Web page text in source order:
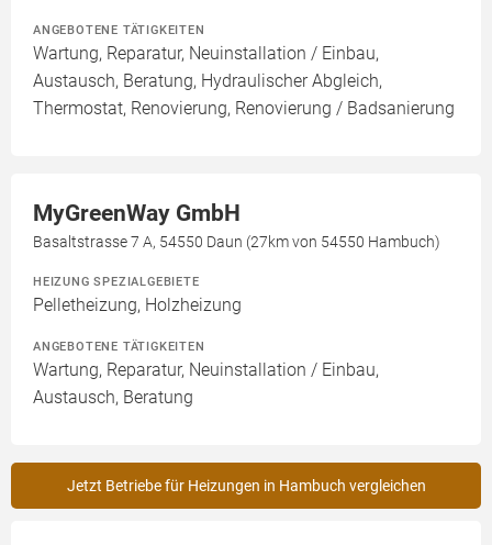
ANGEBOTENE TÄTIGKEITEN
Wartung, Reparatur, Neuinstallation / Einbau,
Austausch, Beratung, Hydraulischer Abgleich,
Thermostat, Renovierung, Renovierung / Badsanierung
MyGreenWay GmbH
Basaltstrasse 7 A, 54550 Daun (27km von 54550 Hambuch)
HEIZUNG SPEZIALGEBIETE
Pelletheizung, Holzheizung
ANGEBOTENE TÄTIGKEITEN
Wartung, Reparatur, Neuinstallation / Einbau,
Austausch, Beratung
Jetzt Betriebe für Heizungen in Hambuch vergleichen